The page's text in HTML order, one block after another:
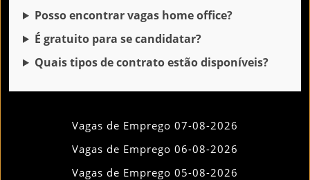
Posso encontrar vagas home office?
É gratuito para se candidatar?
Quais tipos de contrato estão disponíveis?
Vagas de Emprego 07-08-2026
Vagas de Emprego 06-08-2026
Vagas de Emprego 05-08-2026